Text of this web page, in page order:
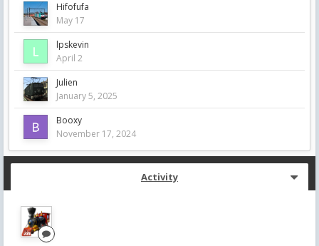
Hifofufa
May 17
lpskevin
April 2
Julien
January 5, 2025
Booxy
November 17, 2024
Activity